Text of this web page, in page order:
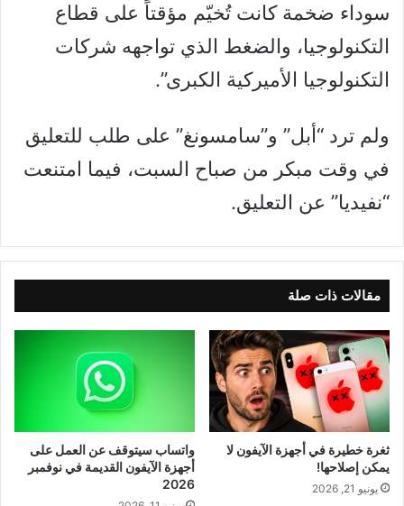
سوداء ضخمة كانت تُخيّم مؤقتاً على قطاع
التكنولوجيا، والضغط الذي تواجهه شركات
التكنولوجيا الأميركية الكبرى”.
ولم ترد “أبل” و”سامسونغ” على طلب للتعليق
في وقت مبكر من صباح السبت، فيما امتنعت
“نفيديا” عن التعليق.
مقالات ذات صلة
ثغرة خطيرة في أجهزة الآيفون لا
يمكن إصلاحها!
يونيو 21, 2026
واتساب سيتوقف عن العمل على
أجهزة الآيفون القديمة في نوفمبر
2026